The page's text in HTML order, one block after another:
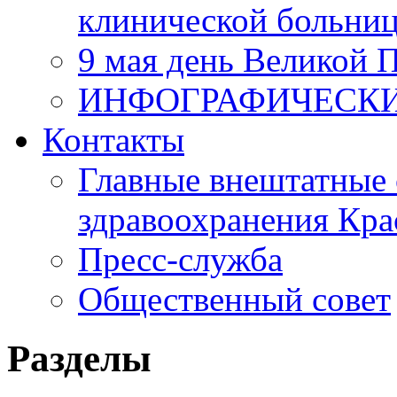
клинической
9 мая день Великой
Контакты
Главные внештатные
здравоохранения
Пресс-служба
Общественный совет
Разделы